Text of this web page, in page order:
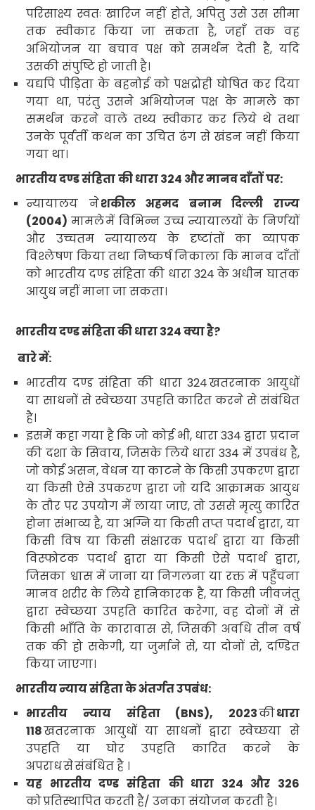
परिसाक्ष्य स्वतः खारिज नहीं होते,अपितु उसे उस सीमा
तक स्वीकार किया जा सकता है,जहाँ तक वह
अभियोजन या बचाव पक्ष को समर्थन देती है, यदि
उसकी संपुष्टि हो जाती है।
यद्यपि पीड़िता के बहनोई को पक्षद्रोही घोषित कर दिया
गया था,परंतु उसने अभियोजन पक्ष के मामले का
समर्थन करने वाले तथ्य स्वीकार कर लिये थे तथा
उनके पूर्वर्ती कथन का उचित ढंग से खंडन नहीं किया
गया था।
भारतीय दण्ड संहिताकी धारा324 और मानव दाँतोंपर:
न्यायालय नेशकील अहमद बनाम दिल्ली राज्य
(2004)मामलेमें विभिन्न उच्च न्यायालयों के निर्णयों
और उच्चतम न्यायालय के दृष्टांतों का व्यापक
विश्लेषण किया तथा निष्कर्ष निकाला कि मानव दाँतों
को भारतीय दण्ड संहिता की धारा324के अधीन घातक
आयुधनहीं माना जा सकता।
भारतीय दण्ड संहिता की धारा324क्या है?
बारे में:
भारतीय दण्ड संहिता की धारा324खतरनाक आयुधों
या साधनों से स्वेच्छया उपहति कारित करने से संबंधित
है।
इसमें कहा गया है कि जो कोई भी, धारा334द्वारा प्रदान
की दशा के सिवाय, जिसके लिये धारा334 में उपबंध है,
जो कोई असन,वेधन या काटने के किसी उपकरण द्वारा
या किसी ऐसे उपकरण द्वारा जो यदि आक्रामक आयुध
के तौर पर उपयोग में लाया जाए, तो उससे मृत्यु कारित
होना संभाव्यहै, या अग्नि या किसी तप्त पदार्थ द्वारा, या
किसी विष या किसी संक्षारक पदार्थ द्वारा या किसी
विस्फोटक पदार्थ द्वारा या किसी ऐसे पदार्थ द्वारा,
जिसका श्वास में जाना या निगलना या रक्त में पहुँचना
मानव शरीर के लिये हानिकारक है,या किसी जीवजंतु
द्वारा स्वेच्छया उपहति कारित करेगा,वह दोनों में से
किसी भाँति के कारावास से,जिसकी अवधि तीन वर्ष
तक की हो सकेगी,या जुर्माने से, या दोनों से, दण्डित
किया जाएगा।
भारतीय न्याय संहिता के अंतर्गत उपबंध:
भारतीय न्याय संहिता (BNS), 2023कीधारा
118खतरनाक आयुधों या साधनों द्वारा स्वेच्छया से
उपहति या घोर उपहति
कारित करने के
अपराधसेसंबंधित है ।
यह भारतीय दण्ड संहिता की धारा 324 और 326
कोप्रतिस्थापित करती है/ उनका संयोजन करतीहै।